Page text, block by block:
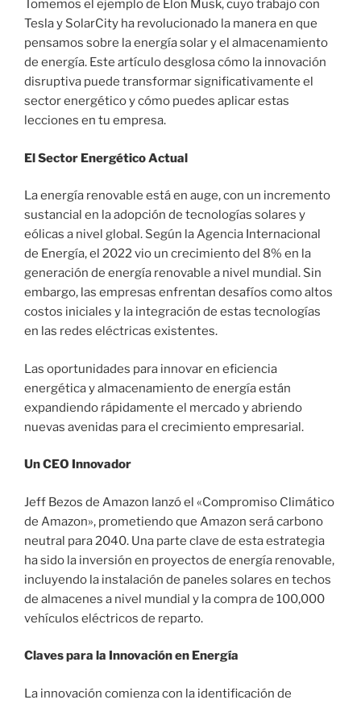
Tomemos el ejemplo de Elon Musk, cuyo trabajo con
Tesla y SolarCity ha revolucionado la manera en que
pensamos sobre la energía solar y el almacenamiento
de energía. Este artículo desglosa cómo la innovación
disruptiva puede transformar significativamente el
sector energético y cómo puedes aplicar estas
lecciones en tu empresa.
El Sector Energético Actual
La energía renovable está en auge, con un incremento
sustancial en la adopción de tecnologías solares y
eólicas a nivel global. Según la Agencia Internacional
de Energía, el 2022 vio un crecimiento del 8% en la
generación de energía renovable a nivel mundial. Sin
embargo, las empresas enfrentan desafíos como altos
costos iniciales y la integración de estas tecnologías
en las redes eléctricas existentes.
Las oportunidades para innovar en eficiencia
energética y almacenamiento de energía están
expandiendo rápidamente el mercado y abriendo
nuevas avenidas para el crecimiento empresarial.
Un CEO Innovador
Jeff Bezos de Amazon lanzó el «Compromiso Climático
de Amazon», prometiendo que Amazon será carbono
neutral para 2040. Una parte clave de esta estrategia
ha sido la inversión en proyectos de energía renovable,
incluyendo la instalación de paneles solares en techos
de almacenes a nivel mundial y la compra de 100,000
vehículos eléctricos de reparto.
Claves para la Innovación en Energía
La innovación comienza con la identificación de